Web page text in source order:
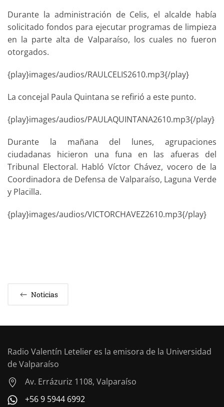
Durante la administración de Celis, el alcalde había
solicitado fondos para ejecutar programas de limpieza
en la parte alta de Valparaíso, los cuales no fueron
otorgados.
{play}images/audios/RAULCELIS2610.mp3{/play}
La concejal Paula Quintana se refirió a este punto.
{play}images/audios/PAULAQUINTANA2610.mp3{/play}
Durante la mañana del lunes, agrupaciones
ciudadanas hicieron una funa en las afueras del
Tribunal Electoral. Habló Víctor Chávez, vocero de la
Coordinadora de Defensa de Valparaíso, Laguna Verde
y Placilla.
{play}images/audios/VICTORCHAVEZ2610.mp3{/play}
Noticias
Radio Valentín Letelier es la emisora de la Universidad
de Valparaíso
Av. Errázuriz 1108, Valparaíso
+56 9 5944 6992